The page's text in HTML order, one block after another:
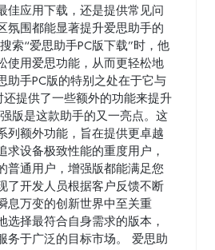
佳应用下载，还是提供常见问
氛围都能显著提升爱思助手的
索“爱思助手PC版下载”时，他
使用爱思功能，从而更轻松地
助手PC版的特别之处在于它与
还提供了一些额外的功能来提升
版是这款助手的又一亮点。这
列额外功能，旨在提供更卓越
求设备极致性能的重度用户，
普通用户，增强版都能满足您
了开发人员根据客户反馈不断
息万变的创新世界中至关重
选择最符合自身需求的版本，
务于广泛的目标市场。 爱思助